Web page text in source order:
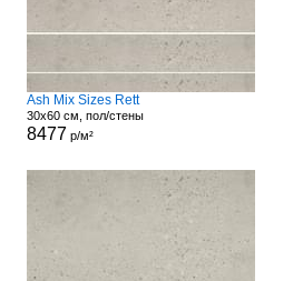
Ash Mix Sizes Rett
30x60 см, пол/стены
8477 р/м²